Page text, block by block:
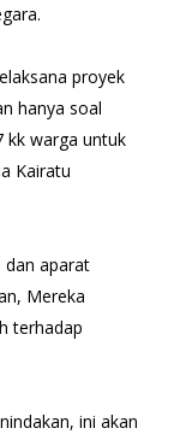
proyek
hanya soal
kk warga untuk
Kairatu
dan aparat
Mereka
terhadap
ini akan